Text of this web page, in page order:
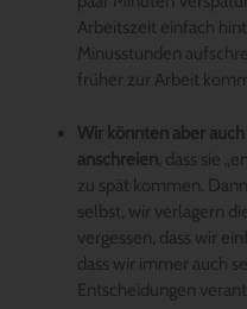
Arbeitszeit einfach
Minusstunden
früher zur Arbeit
Wir könnten aber
anschreien, dass sie
zu spät kommen.
selbst, wir verlagern
vergessen, dass wir
dass wir immer auch
Entscheidungen